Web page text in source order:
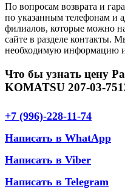
По вопросам возврата и
по указанным телефонам и
филиалов, которые можно
сайте в разделе контакты.
необходимую информацию
Что бы узнать цену
KOMATSU 207-03-
+7 (996)-228-11-74
Написать в WhatApp
Написать в Viber
Написать в Telegram